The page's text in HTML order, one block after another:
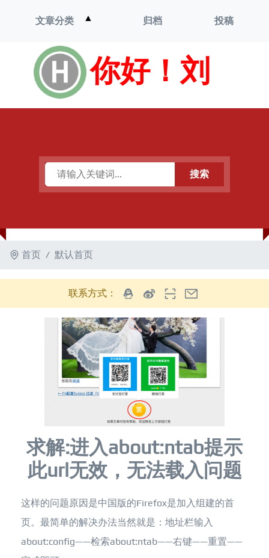
你好！刘
文章分类 ▲
单
归档 投稿
搜索
首页 默认首页
联系方式：
求解:进入about:ntab提示
此url无效，无法载入问题
这样的问题原因是中国版的Firefox是加入组建的首
页。最简单的解决办法当然就是：地址栏输入
about:config——检索about:ntab——右键——重置——